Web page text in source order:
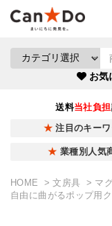
お気
送料当社負担
注目のキーワ
業種別人気
HOME 文房具
マ
自由に曲がるポップ用